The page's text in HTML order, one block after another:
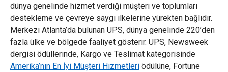
dünya genelinde hizmet verdiği müşteri ve toplumları
destekleme ve çevreye saygı ilkelerine yürekten bağlıdır.
Merkezi Atlanta’da bulunan UPS, dünya genelinde 220’den
fazla ülke ve bölgede faaliyet gösterir. UPS, Newsweek
dergisi ödüllerinde, Kargo ve Teslimat kategorisinde
Amerika’nın En İyi Müşteri Hizmetleri ödülüne, Fortune